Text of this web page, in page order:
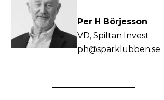
Per H Börjesson
VD, Spiltan Invest
ph@sparklubben.se